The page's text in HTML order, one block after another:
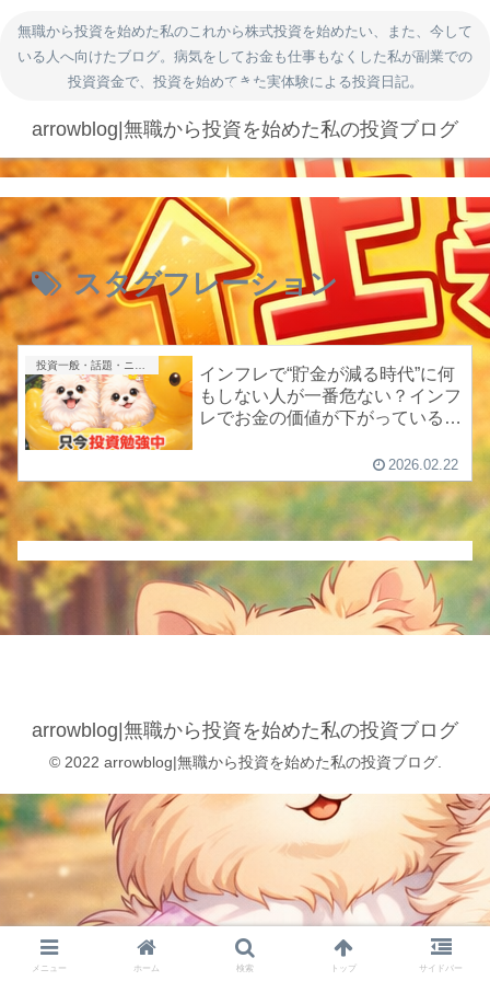
無職から投資を始めた私のこれから株式投資を始めたい、また、今して
いる人へ向けたブログ。病気をしてお金も仕事もなくした私が副業での
投資資金で、投資を始めてきた実体験による投資日記。
arrowblog|無職から投資を始めた私の投資ブログ
スタグフレーション
投資一般・話題・ニュース
インフレで“貯金が減る時代”に何
もしない人が一番危ない？インフ
レでお金の価値が下がっているっ
2026.02.22
arrowblog|無職から投資を始めた私の投資ブログ
© 2022 arrowblog|無職から投資を始めた私の投資ブログ.
メニュー ホーム 検索 トップ サイドバー